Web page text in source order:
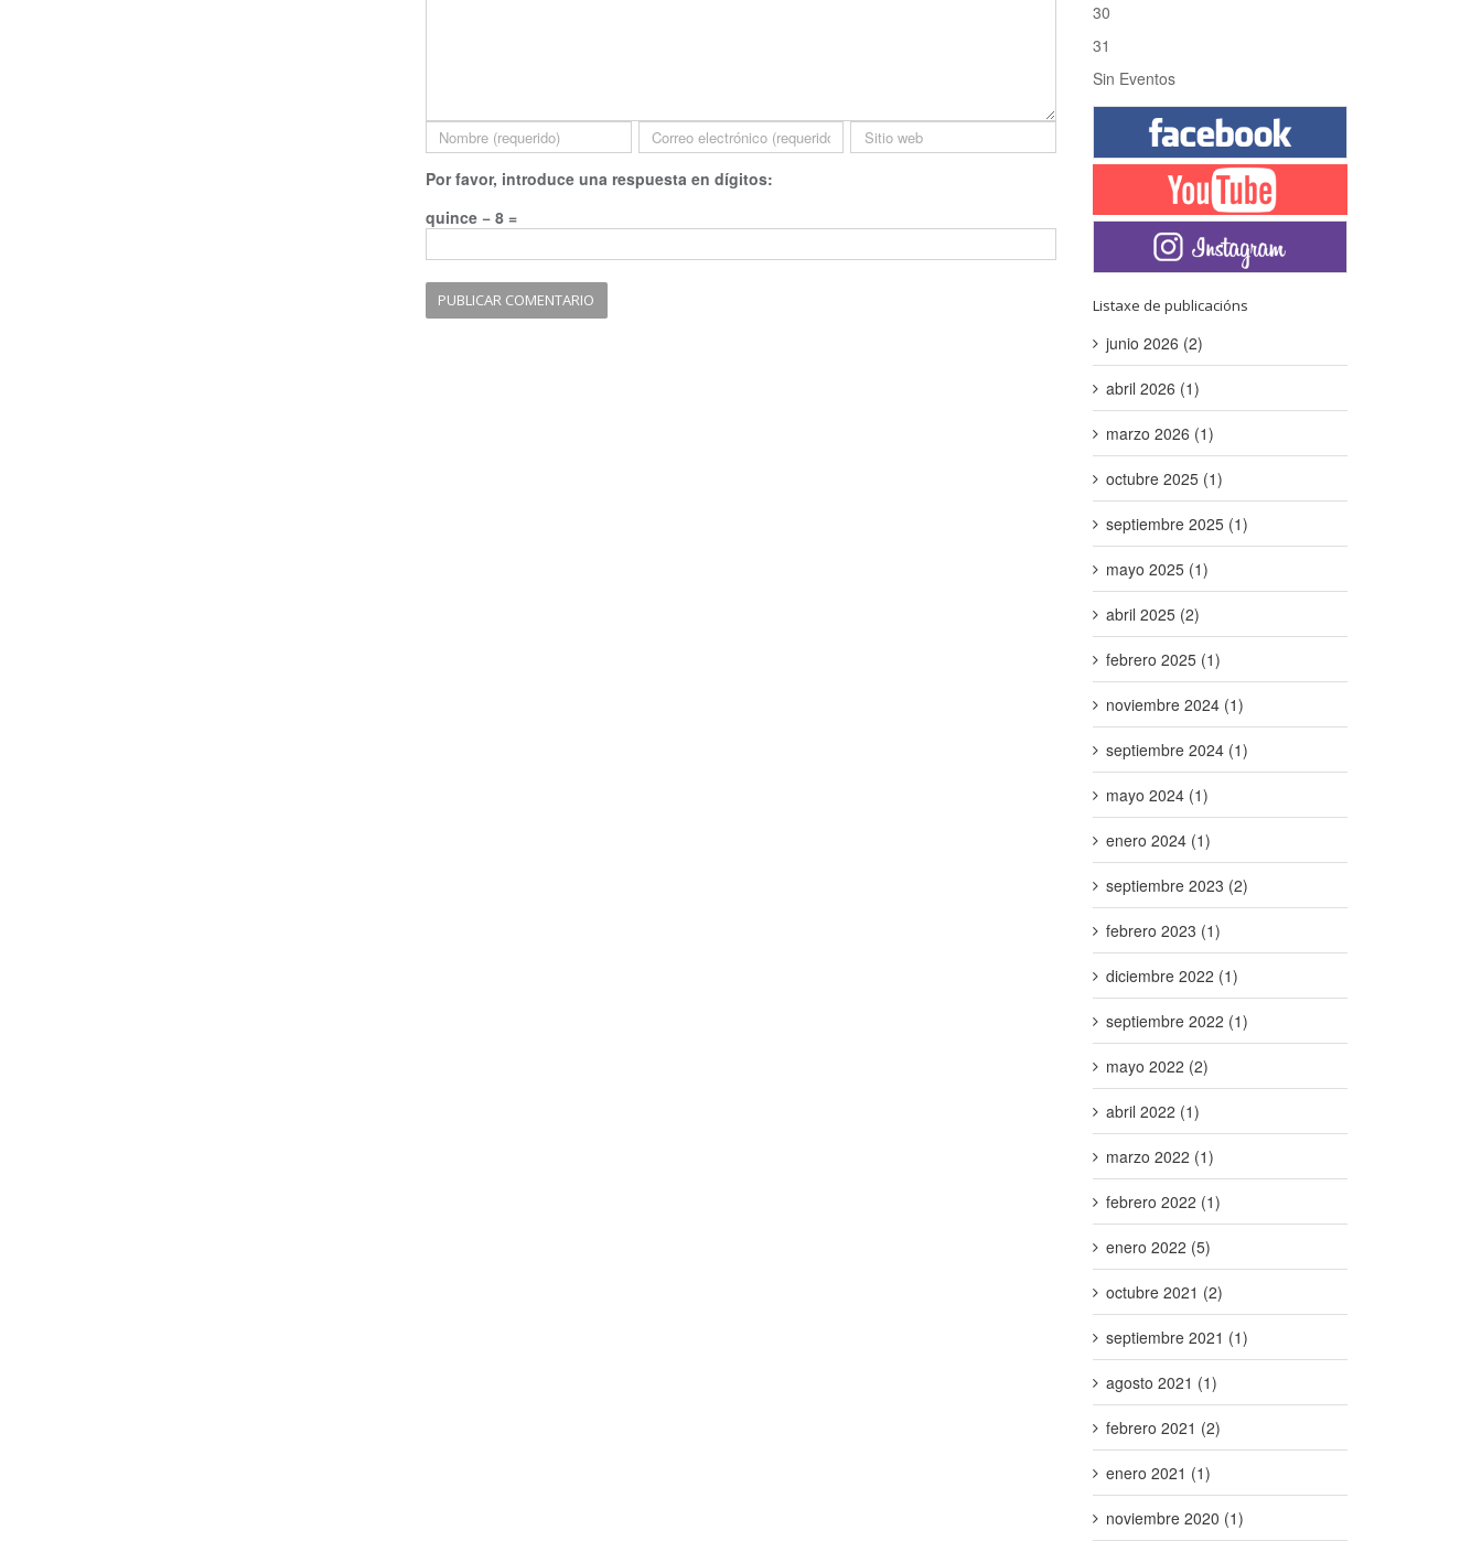
Por favor, introduce una respuesta en dígitos:
quince − 8 =
30
31
Sin Eventos
Listaxe de publicacións
junio 2026 (2)
abril 2026 (1)
marzo 2026 (1)
octubre 2025 (1)
septiembre 2025 (1)
mayo 2025 (1)
abril 2025 (2)
febrero 2025 (1)
noviembre 2024 (1)
septiembre 2024 (1)
mayo 2024 (1)
enero 2024 (1)
septiembre 2023 (2)
febrero 2023 (1)
diciembre 2022 (1)
septiembre 2022 (1)
mayo 2022 (2)
abril 2022 (1)
marzo 2022 (1)
febrero 2022 (1)
enero 2022 (5)
octubre 2021 (2)
septiembre 2021 (1)
agosto 2021 (1)
febrero 2021 (2)
enero 2021 (1)
noviembre 2020 (1)